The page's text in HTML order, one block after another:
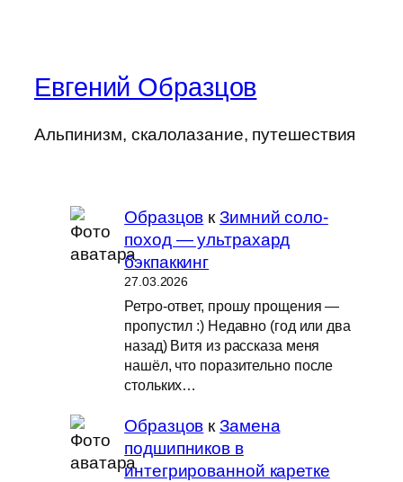
Евгений Образцов
Альпинизм, скалолазание, путешествия
Образцов кЗимний соло-
поход — ультрахард
бэкпаккинг
27.03.2026
Ретро-ответ, прошу прощения —
пропустил :) Недавно (год или два
назад) Витя из рассказа меня
нашёл, что поразительно после
стольких…
Образцов кЗамена
подшипников в
интегрированной каретке